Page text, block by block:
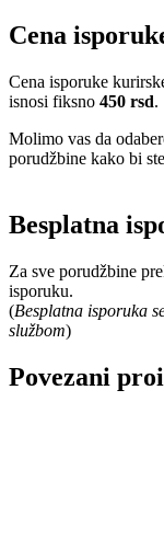
Cena
Cena isporuke
isnosi fiksno 450 rsd.
Molimo vas da
porudžbine kako bi
Besplatna
Za sve porudžbine
isporuku.
(Besplatna isporuka
službom)
Povezani